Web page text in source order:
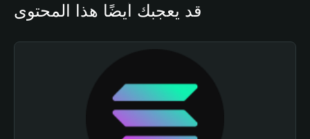
قد يعجبك أيضًا هذا المحتوى